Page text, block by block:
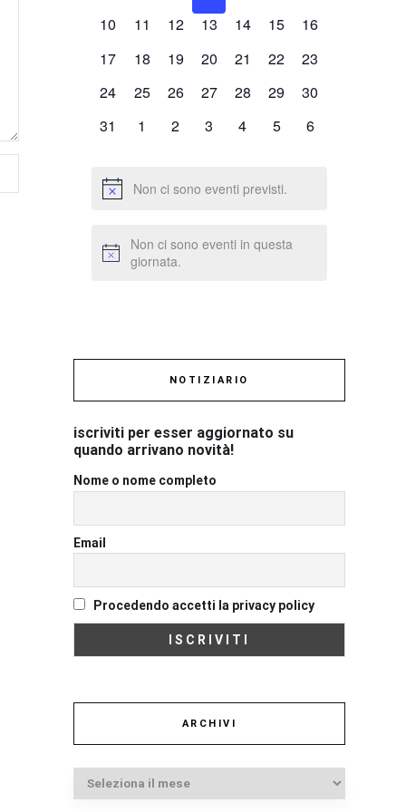
eventi,eventi,
0
10
0
11
0
12
0
13
0
14
0
15
0
16
0
17
0
18
0
19
0
20
0
21
0
22
0
23
0
24
0
25
0
26
0
27
0
28
0
29
0
30
0
31
0
1
0
2
0
3
0
4
0
5
0
6
Non ci sono eventi previsti.
Non ci sono eventi in questa
giornata.
NOTIZIARIO
iscriviti per esser aggiornato su
quando arrivano novità!
Nome o nome completo
Email
Procedendo accetti la privacy policy
ARCHIVI
Archivi